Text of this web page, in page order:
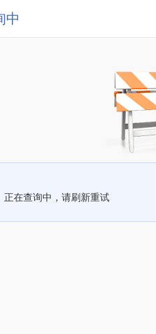
中
正在查询中，请刷新重试